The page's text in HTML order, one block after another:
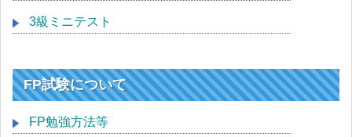
3級ミニテスト
FP試験について
FP勉強方法等